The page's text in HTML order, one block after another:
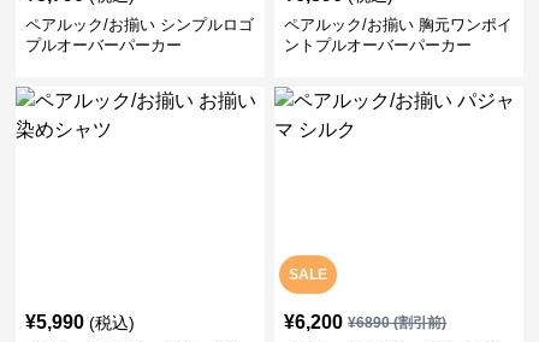
ペアルック/お揃い シンプルロゴ
プルオーバーパーカー
ペアルック/お揃い 胸元ワンポイ
ントプルオーバーパーカー
¥5,990 (税込)
SALE
¥6,200 ¥6890(割引前)